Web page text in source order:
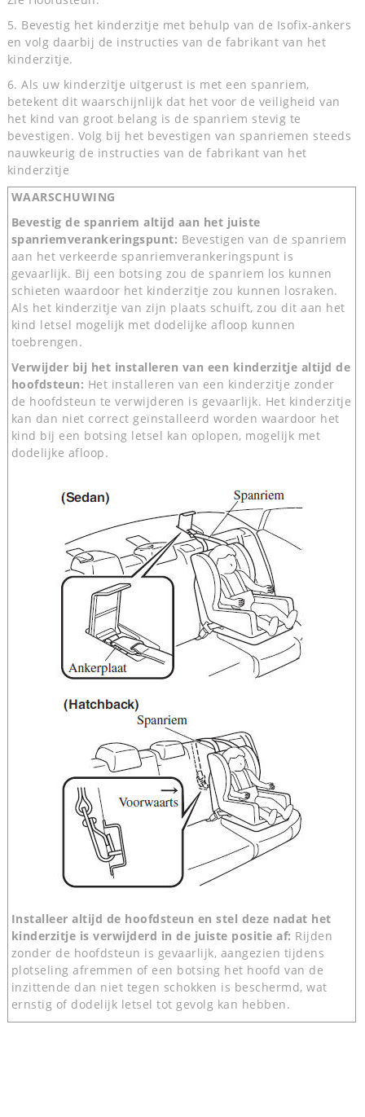
5. Bevestig het kinderzitje met behulp van de Isofix-ankers
en volg daarbij de instructies van de fabrikant van het
kinderzitje.
6. Als uw kinderzitje uitgerust is met een spanriem,
betekent dit waarschijnlijk dat het voor de veiligheid van
het kind van groot belang is de spanriem stevig te
bevestigen. Volg bij het bevestigen van spanriemen steeds
nauwkeurig de instructies van de fabrikant van het
kinderzitje
WAARSCHUWING
Bevestig de spanriem altijd aan het juiste
spanriemverankeringspunt: Bevestigen van de spanriem
aan het verkeerde spanriemverankeringspunt is
gevaarlijk. Bij een botsing zou de spanriem los kunnen
schieten waardoor het kinderzitje zou kunnen losraken.
Als het kinderzitje van zijn plaats schuift, zou dit aan het
kind letsel mogelijk met dodelijke afloop kunnen
toebrengen.
Verwijder bij het installeren van een kinderzitje altijd de
hoofdsteun: Het installeren van een kinderzitje zonder
de hoofdsteun te verwijderen is gevaarlijk. Het kinderzitje
kan dan niet correct geïnstalleerd worden waardoor het
kind bij een botsing letsel kan oplopen, mogelijk met
dodelijke afloop.
Installeer altijd de hoofdsteun en stel deze nadat het
kinderzitje is verwijderd in de juiste positie af: Rijden
zonder de hoofdsteun is gevaarlijk, aangezien tijdens
plotseling afremmen of een botsing het hoofd van de
inzittende dan niet tegen schokken is beschermd, wat
ernstig of dodelijk letsel tot gevolg kan hebben.